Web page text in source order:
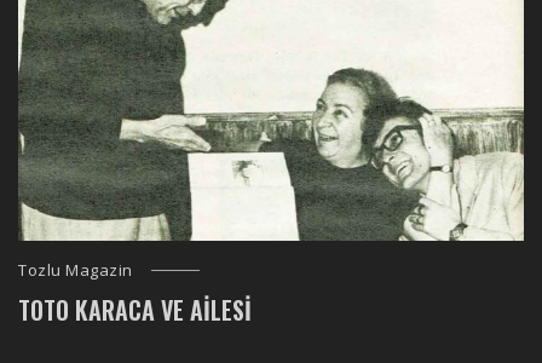
Tozlu Magazin
TOTO KARACA VE AILESI